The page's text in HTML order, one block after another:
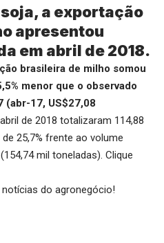
a exportação
apresentou
em abril de 2018.
brasileira de milho somou
menor que o observado
(abr-17, US$27,08
de 2018 totalizaram 114,88
25,7% frente ao volume
mil toneladas). Clique
notícias do agronegócio!